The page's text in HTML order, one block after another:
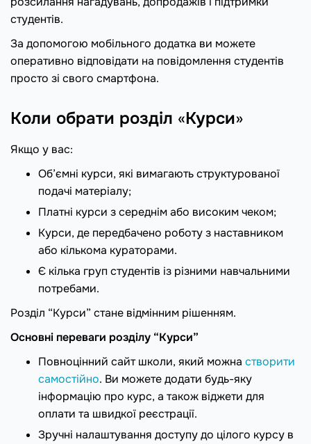
студентів.
За допомогою мобільного додатка ви можете
оперативно відповідати на повідомлення студентів
просто зі свого смартфона.
Коли обрати розділ «Курси»
Якщо у вас:
Об’ємні курси, які вимагають структурованої
подачі матеріалу;
Платні курси з середнім або високим чеком;
Курси, де передбачено роботу з наставником
або кількома кураторами.
Є кілька груп студентів із різними навчальними
потребами.
Розділ “Курси” стане відмінним рішенням.
Основні переваги розділу “Курси”
Повноцінний сайт школи, який можна створити
самостійно. Ви можете додати будь-яку
інформацію про курс, а також віджети для
оплати та швидкої реєстрації.
Зручні налаштування доступу до цілого курсу в